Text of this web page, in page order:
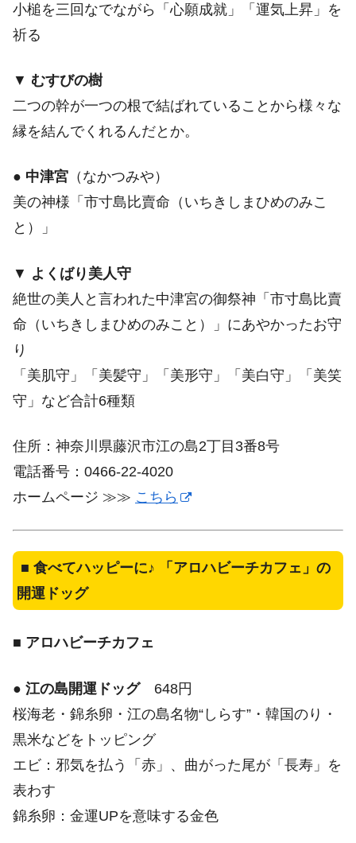
小槌を三回なでながら「心願成就」「運気上昇」を
祈る
▼ むすびの樹
二つの幹が一つの根で結ばれていることから様々な
縁を結んでくれるんだとか。
● 中津宮 （なかつみや）
美の神様「市寸島比賣命（いちきしまひめのみこ
と）」
▼ よくばり美人守
絶世の美人と言われた中津宮の御祭神「市寸島比賣
命（いちきしまひめのみこと）」にあやかったお守
り
「美肌守」「美髪守」「美形守」「美白守」「美笑
守」など合計6種類
住所：神奈川県藤沢市江の島2丁目3番8号
電話番号：0466-22-4020
ホームページ ≫≫ こちら
■ 食べてハッピーに♪ 「アロハビーチカフェ」の
開運ドッグ
■ アロハビーチカフェ
● 江の島開運ドッグ648円
桜海老・錦糸卵・江の島名物“しらす”・韓国のり・
黒米などをトッピング
エビ：邪気を払う「赤」、曲がった尾が「長寿」を
表わす
錦糸卵：金運UPを意味する金色